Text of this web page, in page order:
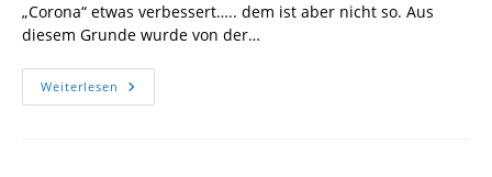
„Corona“ etwas verbessert….. dem ist aber nicht so. Aus
diesem Grunde wurde von der…
Weiterlesen Aktuelles
Zum